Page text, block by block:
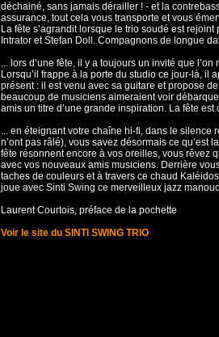
déchainé, sans jamais dérailler ! - et la
assurance, tout cela vous transporte et vous
La fête s’agrandit lorsque le trio soudé est
Intrator et Stefan Doll. Compagnons de longue
... lors d’une fête, il y a toujours un invité que
Lorsqu’il frappe à la porte du studio ce jour-là, il
présent : il est venu avec sa guitare et propose
beaucoup de musiciens aimeraient voir
amis un titre d’une grande inspiration. La fête
... en éteignant votre chaîne hi-fi, dans le silence
n’ont pas râlé), vous savez désormais ce
fête résonnent encore à vos oreilles, vous rêvez
avec vos nouveaux amis musiciens. Derrière
taches de couleurs et à travers ce chaud
joue avec Sinti Swing ce merveilleux jazz
Laurent Courtois, préface de la pochette
Voir le site du SINTI SWING TRIO